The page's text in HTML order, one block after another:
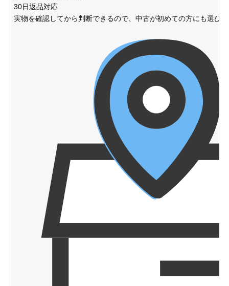
30日返品対応
実物を確認してから判断できるので、中古が初めての方にも選び